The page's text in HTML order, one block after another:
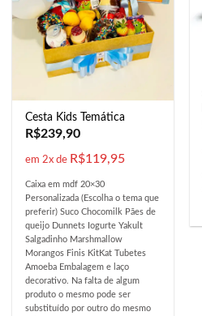
Cesta Kids Temática
R$239,90
em 2x de R$119,95
Caixa em mdf 20×30
Personalizada (Escolha o tema que
preferir) Suco Chocomilk Pães de
queijo Dunnets Iogurte Yakult
Salgadinho Marshmallow
Morangos Finis KitKat Tubetes
Amoeba Embalagem e laço
decorativo. Na falta de algum
produto o mesmo pode ser
substituído por outro do mesmo